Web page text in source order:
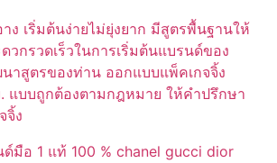
ง เริ่มต้นง่ายไม่ยุ่งยาก มีสูตรพื้นฐานให้
วกรวดเร็วในการเริ่มต้นแบรนด์ของ
าสูตรของท่าน ออกแบบแพ็คเกจจิ้ง
แบบถูกต้องตามกฎหมาย ให้คำปรึกษา
จิ้ง
ด์มือ 1 แท้ 100 % chanel gucci dior